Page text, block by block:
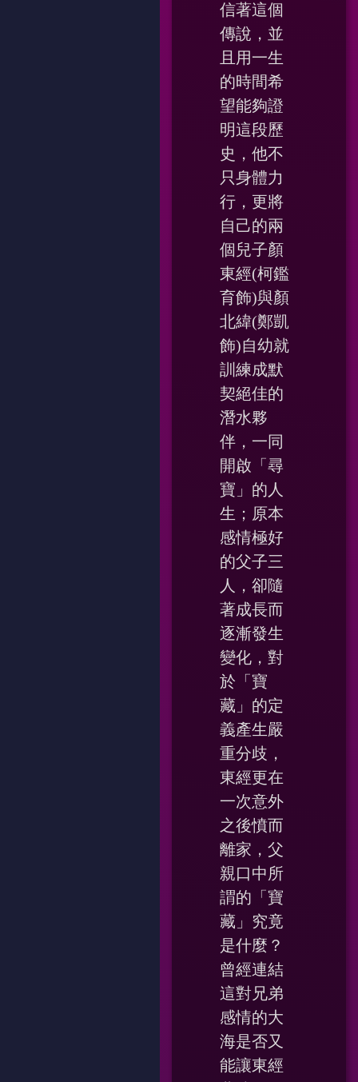
信著這個
傳說，並
且用一生
的時間希
望能夠證
明這段歷
史，他不
只身體力
行，更將
自己的兩
個兒子顏
東經(柯鑑
育飾)與顏
北緯(鄭凱
飾)自幼就
訓練成默
契絕佳的
潛水夥
伴，一同
開啟「尋
寶」的人
生；原本
感情極好
的父子三
人，卻隨
著成長而
逐漸發生
變化，對
於「寶
藏」的定
義產生嚴
重分歧，
東經更在
一次意外
之後憤而
離家，父
親口中所
謂的「寶
藏」究竟
是什麼？
曾經連結
這對兄弟
感情的大
海是否又
能讓東經